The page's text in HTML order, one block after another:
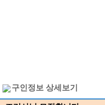
구인정보 상세보기